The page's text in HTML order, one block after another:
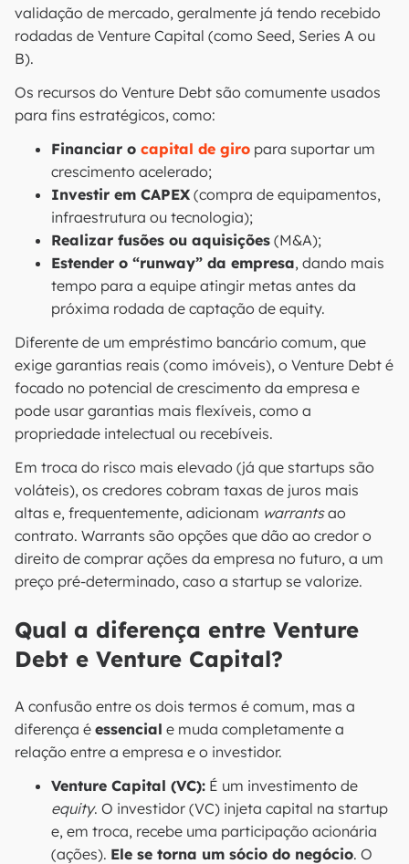
validação de mercado, geralmente já tendo recebido
rodadas de Venture Capital (como Seed, Series A ou
B).
Os recursos do Venture Debt são comumente usados
para fins estratégicos, como:
Financiar o capital de giro para suportar um
crescimento acelerado;
Investir em CAPEX (compra de equipamentos,
infraestrutura ou tecnologia);
Realizar fusões ou aquisições (M&A);
Estender o “runway” da empresa, dando mais
tempo para a equipe atingir metas antes da
próxima rodada de captação de equity.
Diferente de um empréstimo bancário comum, que
exige garantias reais (como imóveis), o Venture Debt é
focado no potencial de crescimento da empresa e
pode usar garantias mais flexíveis, como a
propriedade intelectual ou recebíveis.
Em troca do risco mais elevado (já que startups são
voláteis), os credores cobram taxas de juros mais
altas e, frequentemente, adicionam warrantsao
contrato. Warrants são opções que dão ao credor o
direito de comprar ações da empresa no futuro, a um
preço pré-determinado, caso a startup se valorize.
Qual a diferença entre Venture
Debt e Venture Capital?
A confusão entre os dois termos é comum, mas a
diferença é essencial e muda completamente a
relação entre a empresa e o investidor.
Venture Capital (VC): É um investimento de
equity. O investidor (VC) injeta capital na startup
e, em troca, recebe uma participação acionária
(ações). Ele se torna um sócio do negócio. O